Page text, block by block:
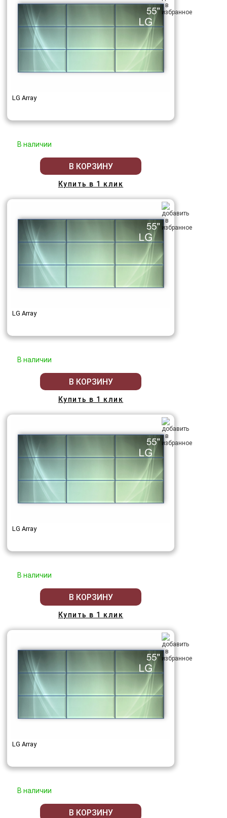
LG Array
В наличии
В КОРЗИНУ
Купить в 1 клик
LG Array
В наличии
В КОРЗИНУ
Купить в 1 клик
LG Array
В наличии
В КОРЗИНУ
Купить в 1 клик
LG Array
В наличии
В КОРЗИНУ